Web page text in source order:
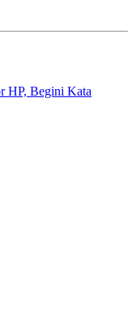
HP, Begini Kata